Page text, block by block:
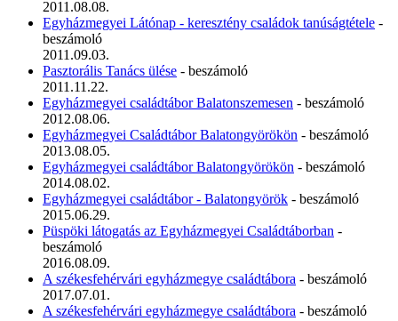
2011.08.08.
Egyházmegyei Látónap - keresztény családok tanúságtétele -
beszámoló
2011.09.03.
Pasztorális Tanács ülése - beszámoló
2011.11.22.
Egyházmegyei családtábor Balatonszemesen - beszámoló
2012.08.06.
Egyházmegyei Családtábor Balatongyörökön - beszámoló
2013.08.05.
Egyházmegyei családtábor Balatongyörökön - beszámoló
2014.08.02.
Egyházmegyei családtábor - Balatongyörök - beszámoló
2015.06.29.
Püspöki látogatás az Egyházmegyei Családtáborban -
beszámoló
2016.08.09.
A székesfehérvári egyházmegye családtábora - beszámoló
2017.07.01.
A székesfehérvári egyházmegye családtábora - beszámoló